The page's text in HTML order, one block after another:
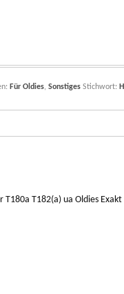
Für Oldies, Sonstiges Stichwort:
T180a T182(a) ua Oldies